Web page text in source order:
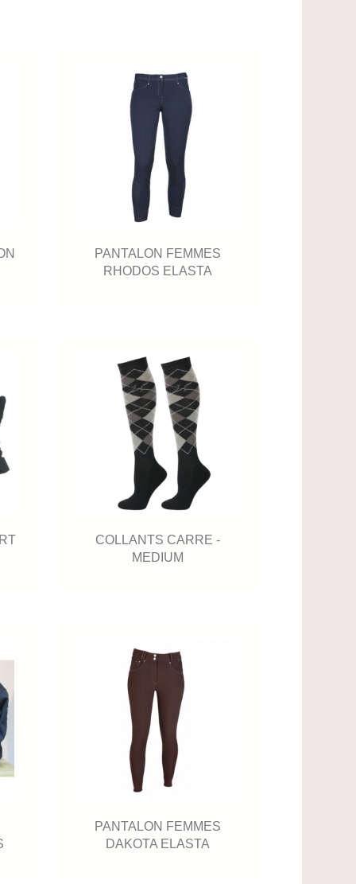
PANTALON FEMMES
RHODOS ELASTA
COLLANTS CARRE -
MEDIUM
PANTALON FEMMES
DAKOTA ELASTA